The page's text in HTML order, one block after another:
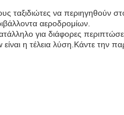
ταξιδιώτες να περιηγηθούν
αεροδρομίων.
για διάφορες
η τέλεια λύση.Κάντε την